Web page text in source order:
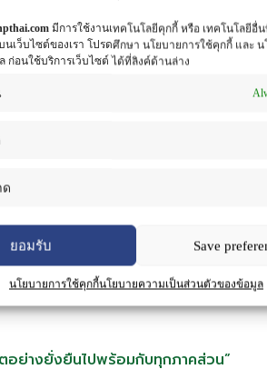
มีการใช้งานเทคโนโลยีคุกกี้ หรือ เทคโนโลยีอื่
นเว็บไซต์ของเรา โปรดศึกษา นโยบายการใช้คุกกี้ และ
ก่อนใช้บริการเว็บไซต์ ได้ที่ลิงค์ด้านล่าง
ด
ยอมรับ Save
นโยบายการใช้คุกกี้นโยบายความเป็นส่วนตัวของข้อมูล
“ผลักดันคุณค่าของสมุนไพรไทยสู่ตลาด
รของธุรกิจตั้งแต่ต้นน้ำ สู่ปลายน้ำ ทั้งการคั
มสารสกัดจากธรรมชาติและสมุนไพรไทย
"โซลูชันที่ปรับเฉพาะบุคคลในฐานะพันธมิ
มสร้าง ร่วมพัฒนาผลิตภัณฑ์ออกสู่ตลาดร่วม
ดตลอดจนผลิตภัณฑ์สุขภาพและเวชสำอาง
พาร์ทเนอร์ตลอดจนผู้บริโภค
Co., Ltd.
ตอย่างยั่งยืนไปพร้อมกับทุกภาคส่วน”